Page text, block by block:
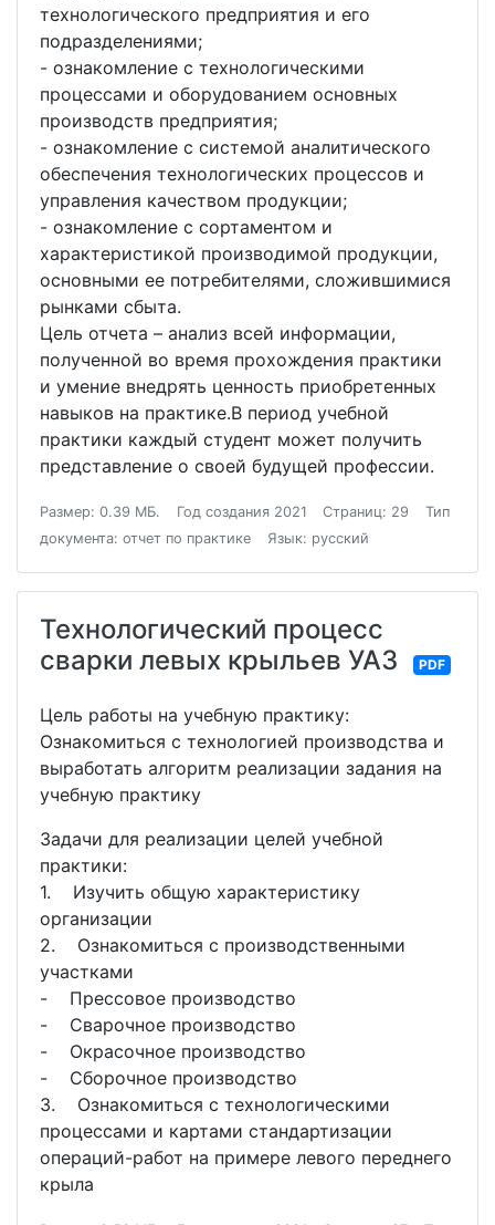
технологического предприятия и его
подразделениями;
- ознакомление с технологическими
процессами и оборудованием основных
производств предприятия;
- ознакомление с системой аналитического
обеспечения технологических процессов и
управления качеством продукции;
- ознакомление с сортаментом и
характеристикой производимой продукции,
основными ее потребителями, сложившимися
рынками сбыта.
Цель отчета – анализ всей информации,
полученной во время прохождения практики
и умение внедрять ценность приобретенных
навыков на практике.В период учебной
практики каждый студент может получить
представление о своей будущей профессии.
Размер: 0.39 МБ. Год создания 2021 Страниц: 29
Тип
документа: отчет по практике
Язык: русский
Технологический процесс
сварки левых крыльев УАЗ
PDF
Цель работы на учебную практику:
Ознакомиться с технологией производства и
выработать алгоритм реализации задания на
учебную практику
Задачи для реализации целей учебной
практики:
1. Изучить общую характеристику
организации
2. Ознакомиться с производственными
участками
- Прессовое производство
- Сварочное производство
- Окрасочное производство
- Сборочное производство
3. Ознакомиться с технологическими
процессами и картами стандартизации
операций-работ на примере левого переднего
крыла